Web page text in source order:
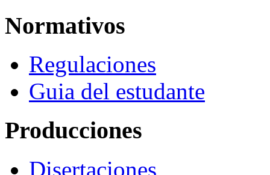
Normativos
Regulaciones
Guia del estudante
Producciones
Disertaciones